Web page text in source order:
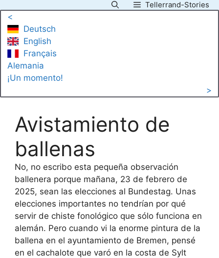
contenido
Tellerrand-Stories
<
Deutsch
English
Français
Alemania
¡Un momento!
>
Avistamiento de
ballenas
No, no escribo esta pequeña observación
ballenera porque mañana, 23 de febrero de
2025, sean las elecciones al Bundestag. Unas
elecciones importantes no tendrían por qué
servir de chiste fonológico que sólo funciona en
alemán. Pero cuando vi la enorme pintura de la
ballena en el ayuntamiento de Bremen, pensé
en el cachalote que varó en la costa de Sylt